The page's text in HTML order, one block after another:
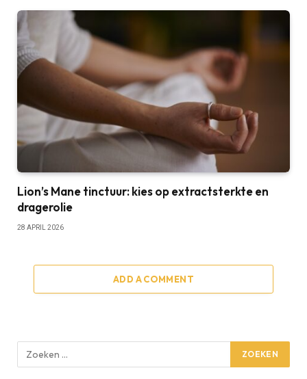
Lion’s Mane tinctuur: kies op extractsterkte en
dragerolie
28 APRIL 2026
ADD A COMMENT